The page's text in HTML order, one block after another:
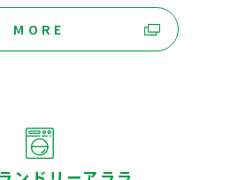
MORE